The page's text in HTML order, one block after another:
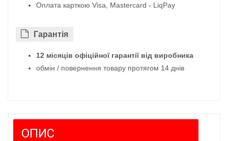
Оплата карткою Visa, Mastercard - LiqPay
Гарантiя
12 місяців офіційної гарантії від виробника
обмін / повернення товару протягом 14 днів
ОПИС